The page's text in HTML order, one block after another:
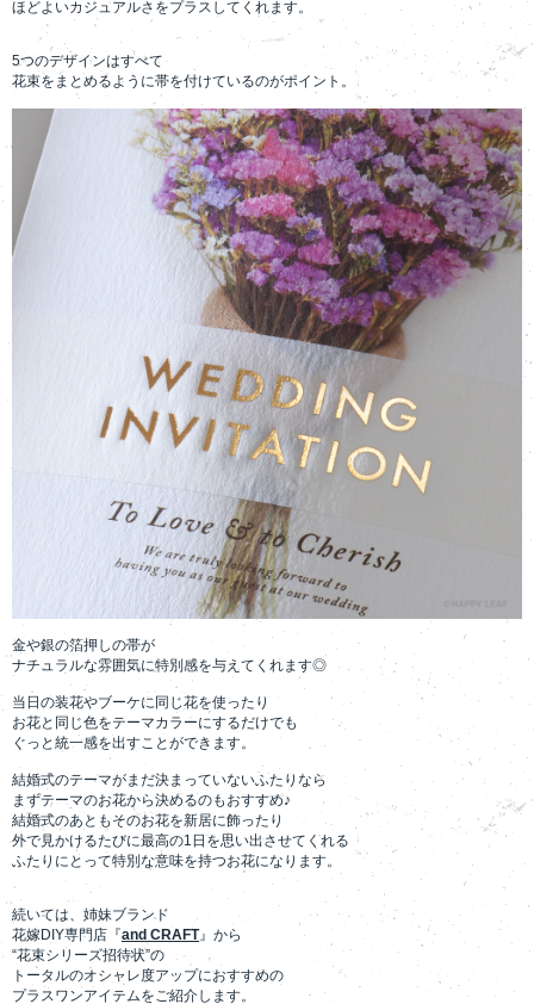
ほどよいカジュアルさをプラスしてくれます。
5つのデザインはすべて
花束をまとめるように帯を付けているのがポイント。
金や銀の箔押しの帯が
ナチュラルな雰囲気に特別感を与えてくれます◎
当日の装花やブーケに同じ花を使ったり
お花と同じ色をテーマカラーにするだけでも
ぐっと統一感を出すことができます。
結婚式のテーマがまだ決まっていないふたりなら
まずテーマのお花から決めるのもおすすめ♪
結婚式のあともそのお花を新居に飾ったり
外で見かけるたびに最高の1日を思い出させてくれる
ふたりにとって特別な意味を持つお花になります。
続いては、姉妹ブランド
花嫁DIY専門店『and CRAFT』から
“花束シリーズ招待状”の
トータルのオシャレ度アップにおすすめの
プラスワンアイテムをご紹介します。